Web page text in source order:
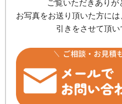
お写真をお送り頂いた方に
引きをさせて頂い